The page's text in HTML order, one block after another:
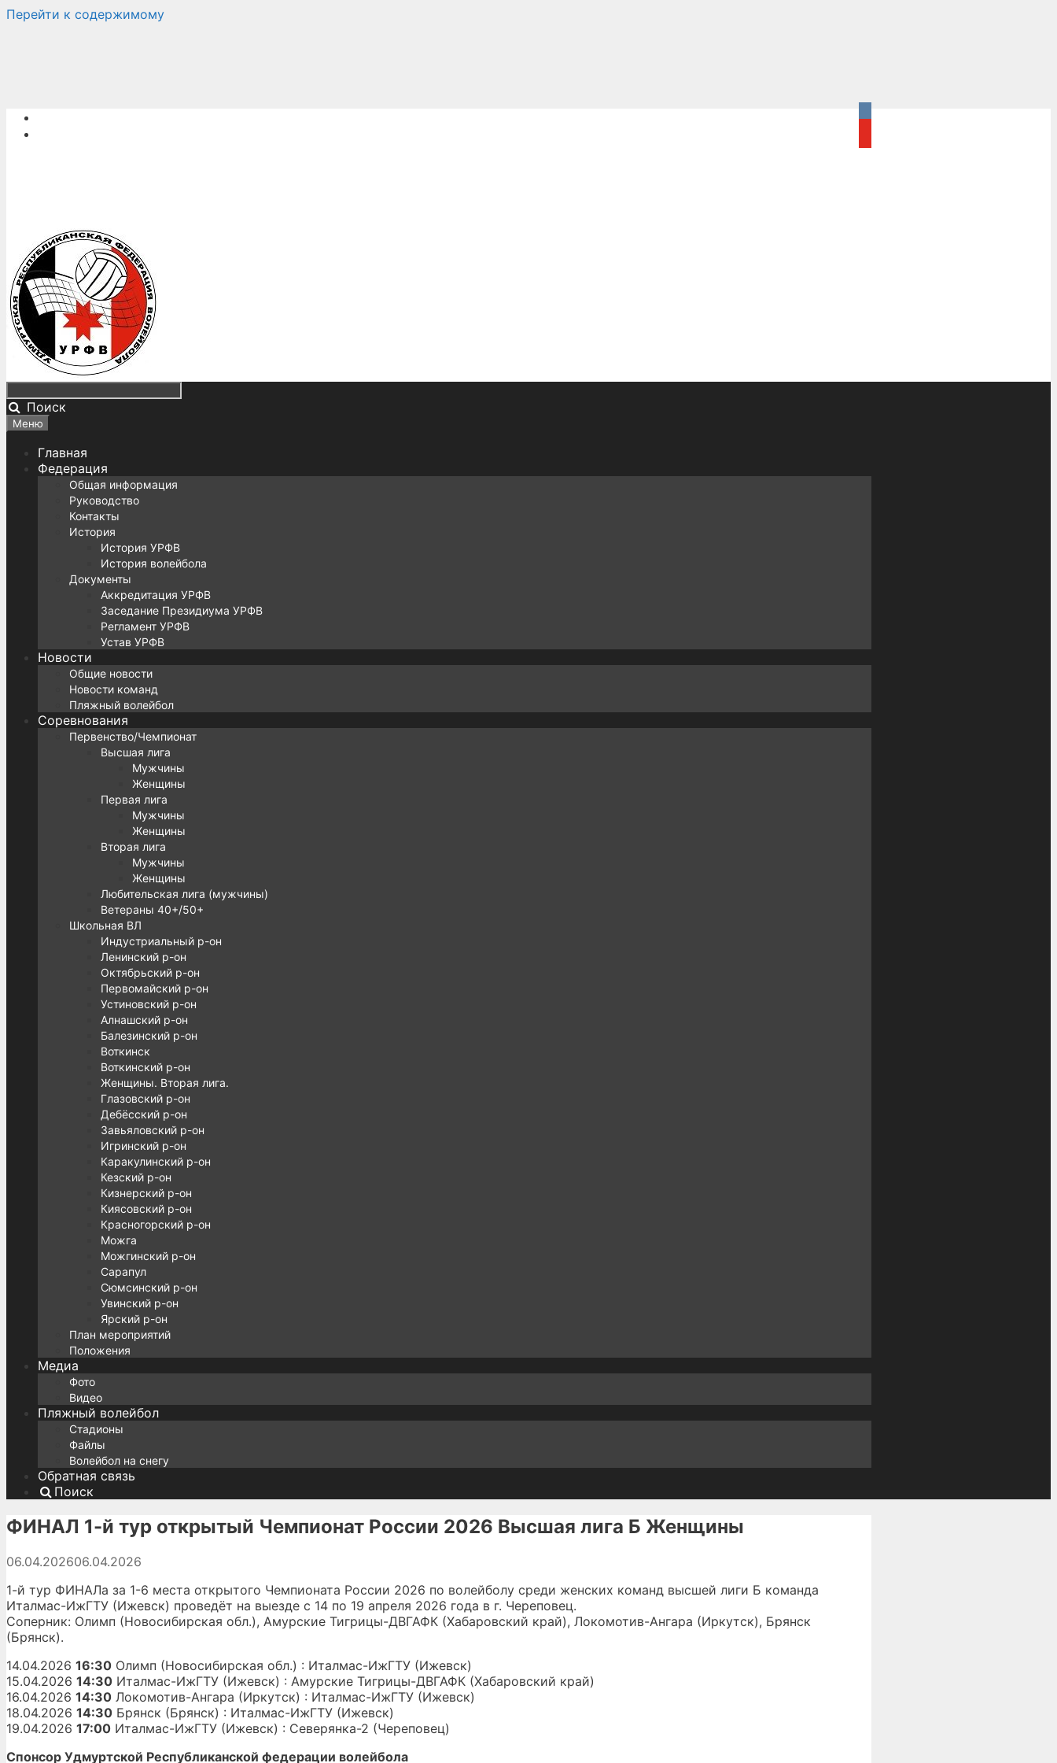
Перейти к содержимому
Поиск
Меню
Главная
Федерация
Общая информация
Руководство
Контакты
История
История УРФВ
История волейбола
Документы
Аккредитация УРФВ
Заседание Президиума УРФВ
Регламент УРФВ
Устав УРФВ
Новости
Общие новости
Новости команд
Пляжный волейбол
Соревнования
Первенство/Чемпионат
Высшая лига
Мужчины
Женщины
Первая лига
Мужчины
Женщины
Вторая лига
Мужчины
Женщины
Любительская лига (мужчины)
Ветераны 40+/50+
Школьная ВЛ
Индустриальный р-он
Ленинский р-он
Октябрьский р-он
Первомайский р-он
Устиновский р-он
Алнашский р-он
Балезинский р-он
Воткинск
Воткинский р-он
Женщины. Вторая лига.
Глазовский р-он
Дебёсский р-он
Завьяловский р-он
Игринский р-он
Каракулинский р-он
Кезский р-он
Кизнерский р-он
Киясовский р-он
Красногорский р-он
Можга
Можгинский р-он
Сарапул
Сюмсинский р-он
Увинский р-он
Ярский р-он
План мероприятий
Положения
Медиа
Фото
Видео
Пляжный волейбол
Стадионы
Файлы
Волейбол на снегу
Обратная связь
Поиск
ФИНАЛ 1-й тур открытый Чемпионат России 2026 Высшая лига Б Женщины
06.04.202606.04.2026
1-й тур ФИНАЛа за 1-6 места открытого Чемпионата России 2026 по волейболу среди женских команд высшей лиги Б команда
Италмас-ИжГТУ (Ижевск) проведёт на выезде с 14 по 19 апреля 2026 года в г. Череповец.
Соперник: Олимп (Новосибирская обл.), Амурские Тигрицы-ДВГАФК (Хабаровский край), Локомотив-Ангара (Иркутск), Брянск
(Брянск).
14.04.2026 16:30 Олимп (Новосибирская обл.) : Италмас-ИжГТУ (Ижевск)
15.04.2026 14:30 Италмас-ИжГТУ (Ижевск) : Амурские Тигрицы-ДВГАФК (Хабаровский край)
16.04.2026 14:30 Локомотив-Ангара (Иркутск) : Италмас-ИжГТУ (Ижевск)
18.04.2026 14:30 Брянск (Брянск) : Италмас-ИжГТУ (Ижевск)
19.04.2026 17:00 Италмас-ИжГТУ (Ижевск) : Северянка-2 (Череповец)
Спонсор Удмуртской Республиканской федерации волейбола